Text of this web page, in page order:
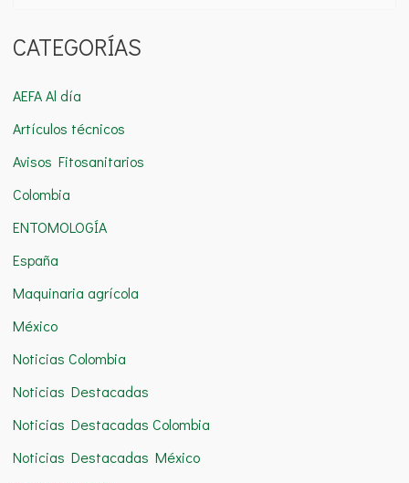
s
a
r
p
o
r
:
CATEGORÍAS
AEFA Al día
Artículos técnicos
Avisos Fitosanitarios
Colombia
ENTOMOLOGÍA
España
Maquinaria agrícola
México
Noticias Colombia
Noticias Destacadas
Noticias Destacadas Colombia
Noticias Destacadas México